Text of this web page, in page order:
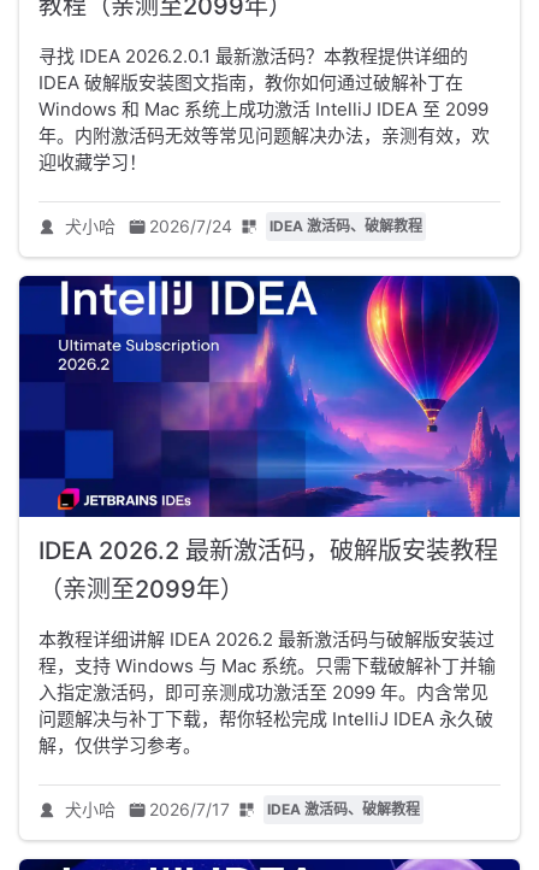
教程（亲测至2099年）
寻找 IDEA 2026.2.0.1 最新激活码？本教程提供详细的
IDEA 破解版安装图文指南，教你如何通过破解补丁在
Windows 和 Mac 系统上成功激活 IntelliJ IDEA 至 2099
年。内附激活码无效等常见问题解决办法，亲测有效，欢
迎收藏学习！
犬小哈 2026/7/24 IDEA 激活码、破解教程
IDEA 2026.2 最新激活码，破解版安装教程
（亲测至2099年）
本教程详细讲解 IDEA 2026.2 最新激活码与破解版安装过
程，支持 Windows 与 Mac 系统。只需下载破解补丁并输
入指定激活码，即可亲测成功激活至 2099 年。内含常见
问题解决与补丁下载，帮你轻松完成 IntelliJ IDEA 永久破
解，仅供学习参考。
犬小哈 2026/7/17 IDEA 激活码、破解教程